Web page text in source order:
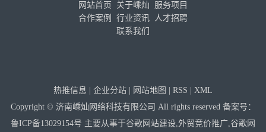
网站首页 关于嵊灿
服务项目
合作案例
行业资讯 人才招聘
联系我们
热推信息 企业分站 网站地图 RSS
XML
Copyright © 济南嵊灿网络科技有限公司 All rights reserved 备案号：
鲁ICP备13029154号 主要从事于谷歌网站建设,外贸竞价推广,谷歌网